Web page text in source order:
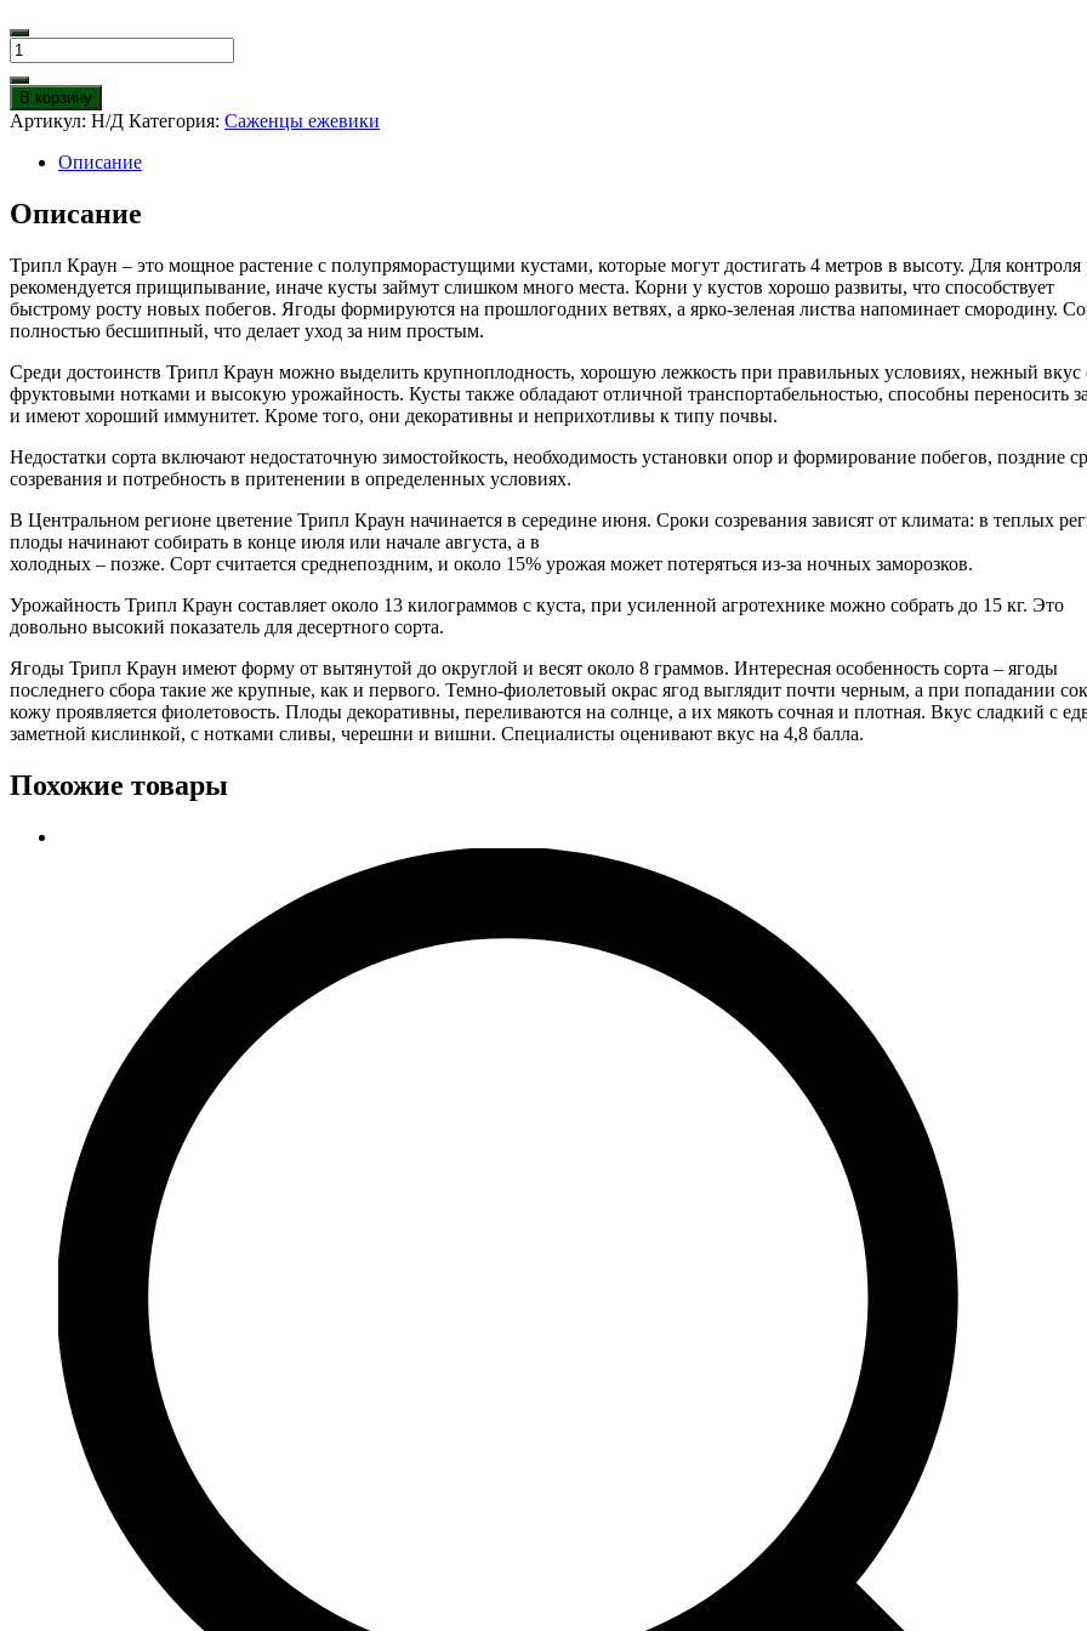
Количество
товара
Ежевика
Трипл
Краун
В корзину
Артикул: Н/Д Категория: Саженцы ежевики
Описание
Описание
Трипл Краун – это мощное растение с полупряморастущими кустами, которые могут достигать 4 метров в высоту. Для контроля
рекомендуется прищипывание, иначе кусты займут слишком много места. Корни у кустов хорошо развиты, что способствует
быстрому росту новых побегов. Ягоды формируются на прошлогодних ветвях, а ярко-зеленая листва напоминает смородину.
полностью бесшипный, что делает уход за ним простым.
Среди достоинств Трипл Краун можно выделить крупноплодность, хорошую лежкость при правильных условиях, нежный вкус
фруктовыми нотками и высокую урожайность. Кусты также обладают отличной транспортабельностью, способны переносить
и имеют хороший иммунитет. Кроме того, они декоративны и неприхотливы к типу почвы.
Недостатки сорта включают недостаточную зимостойкость, необходимость установки опор и формирование побегов, поздние
созревания и потребность в притенении в определенных условиях.
В Центральном регионе цветение Трипл Краун начинается в середине июня. Сроки созревания зависят от климата: в теплых
плоды начинают собирать в конце июля или начале августа, а в
холодных – позже. Сорт считается среднепоздним, и около 15% урожая может потеряться из-за ночных заморозков.
Урожайность Трипл Краун составляет около 13 килограммов с куста, при усиленной агротехнике можно собрать до 15 кг. Это
довольно высокий показатель для десертного сорта.
Ягоды Трипл Краун имеют форму от вытянутой до округлой и весят около 8 граммов. Интересная особенность сорта – ягоды
последнего сбора такие же крупные, как и первого. Темно-фиолетовый окрас ягод выглядит почти черным, а при попадании
кожу проявляется фиолетовость. Плоды декоративны, переливаются на солнце, а их мякоть сочная и плотная. Вкус сладкий с
заметной кислинкой, с нотками сливы, черешни и вишни. Специалисты оценивают вкус на 4,8 балла.
Похожие товары